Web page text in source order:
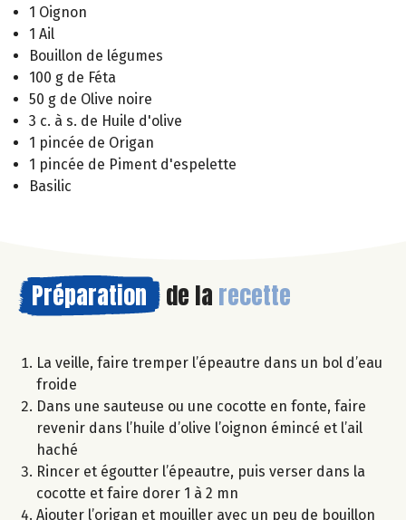
1 Oignon
1 Ail
Bouillon de légumes
100 g de Féta
50 g de Olive noire
3 c. à s. de Huile d'olive
1 pincée de Origan
1 pincée de Piment d'espelette
Basilic
Préparation de la recette
La veille, faire tremper l’épeautre dans un bol d’eau
froide
Dans une sauteuse ou une cocotte en fonte, faire
revenir dans l’huile d’olive l’oignon émincé et l’ail
haché
Rincer et égoutter l’épeautre, puis verser dans la
cocotte et faire dorer 1 à 2 mn
Ajouter l’origan et mouiller avec un peu de bouillon